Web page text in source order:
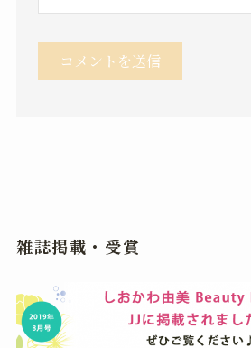
雑誌掲載・受賞